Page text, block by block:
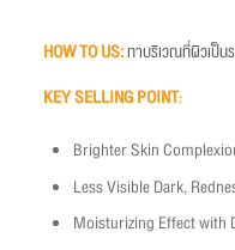
HOW TO US:ทาบริเวณที่ผิวเป็น
KEY SELLING POINT:
Brighter Skin
Less Visible Dark,
Moisturizing Effect with